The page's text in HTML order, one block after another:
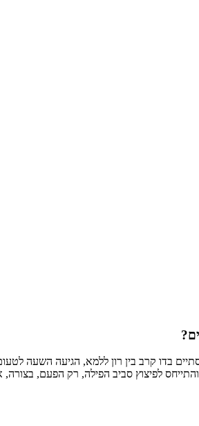
בדו קרב בין רון ללמא, הגיעה
לפיצוץ סביב הפילה, רק הפעם, בצורה,